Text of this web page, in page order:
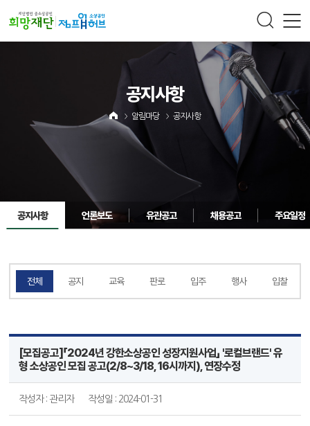
공지사항
알림마당 공지사항
공지사항 언론보도 유관공고 채용공고 주요일정
전체 공지 교육 판로 입주 행사 입찰
[모집공고]「2024년 강한소상공인 성장지원사업」 '로컬브랜드' 유
형 소상공인 모집 공고(2/8~3/18, 16시까지), 연장수정
작성자 : 관리자 작성일 : 2024-01-31